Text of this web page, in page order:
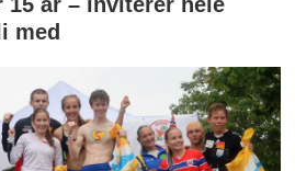
med